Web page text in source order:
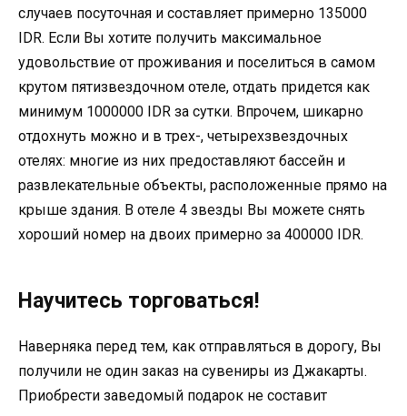
случаев посуточная и составляет примерно 135000
IDR. Если Вы хотите получить максимальное
удовольствие от проживания и поселиться в самом
крутом пятизвездочном отеле, отдать придется как
минимум 1000000 IDR за сутки. Впрочем, шикарно
отдохнуть можно и в трех-, четырехзвездочных
отелях: многие из них предоставляют бассейн и
развлекательные объекты, расположенные прямо на
крыше здания. В отеле 4 звезды Вы можете снять
хороший номер на двоих примерно за 400000 IDR.
Научитесь торговаться!
Наверняка перед тем, как отправляться в дорогу, Вы
получили не один заказ на сувениры из Джакарты.
Приобрести заведомый подарок не составит